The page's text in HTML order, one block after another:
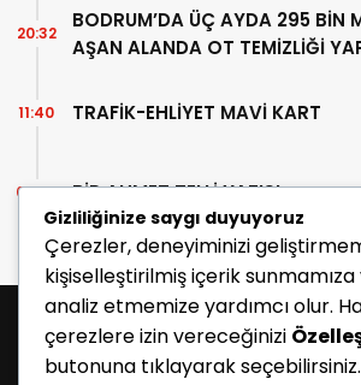
BODRUM’DA ÜÇ AYDA 295 BİN
AŞAN ALANDA OT TEMİZLİĞİ
20:32
TRAFİK-EHLİYET MAVİ KART
11:40
BİR AHMET TELLİ YAZISI
07:30
Gizliliğinize saygı duyuyoruz
Çerezler, deneyiminizi
kişiselleştirilmiş içerik
analiz etmemize yardımcı olur.
çerezlere izin vereceğinizi
butonuna tıklayarak